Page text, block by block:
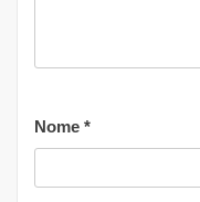
Nome *